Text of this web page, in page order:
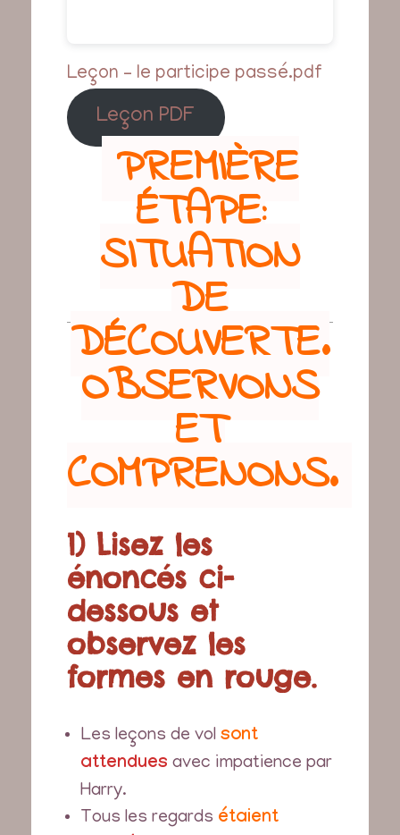
Leçon – le participe passé.pdf
Leçon PDF
PREMIÈRE
ÉTAPE:
SITUATION
DE
DÉCOUVERTE.
OBSERVONS
ET
COMPRENONS.
1) Lisez les
énoncés ci-
dessous et
observez les
formes en rouge.
Les leçons de vol sont
attendues avec impatience par
Harry.
Tous les regards étaient